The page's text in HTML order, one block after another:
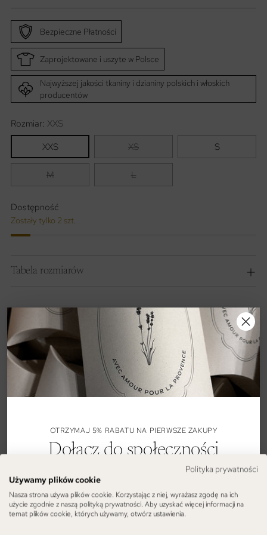
OTRZYMAJ 5% RABATU NA PIERWSZE ZAKUPY
Dołącz do społeczności
Zapisz się do naszego newslettera, aby jako pierwsza
dowiadywać się o naszych nowych kolekcjach, akcjach
rabatowych oraz otrzymać jednorazowy kod rabatowy,
Bezpieczne Płatności
Zaprojektowane i uszyte w Polsce
Najwyższej jakości tkaniny i dzianiny polskich i włoskich
producentów
Rozmiar: XXS
XXS
XS S
M L
Dostępność
Zostały tylko 2 szt.
Tabela rozmiarów
Ilość
Ilość
Cena zawiera podatek VAT.
Polityka prywatności
Używamy plików cookie
Nasza strona używa plików cookie. Korzystając z niej, wyrażasz zgodę na ich
użycie zgodnie z naszą polityką prywatności. Aby uzyskać więcej informacji na
temat plików cookie, których używamy, otwórz ustawienia.